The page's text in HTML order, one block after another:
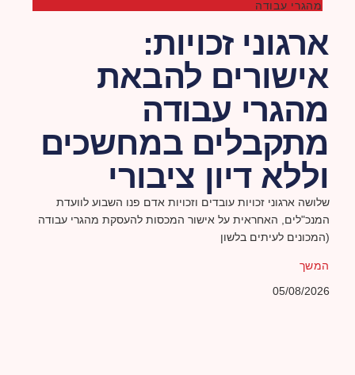
מהגרי עבודה
ארגוני זכויות:
אישורים להבאת
מהגרי עבודה
מתקבלים במחשכים
וללא דיון ציבורי
שלושה ארגוני זכויות עובדים וזכויות אדם פנו השבוע לוועדת
המנכ"לים, האחראית על אישור המכסות להעסקת מהגרי עבודה
(המכונים לעיתים בלשון
המשך
05/08/2026